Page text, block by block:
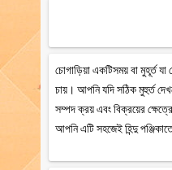
চোগাড়িয়া একটিসময় বা মুহূর্ত
চায়। আপনি যদি সঠিক মুহুর্ত
সম্পদ ক্রয় এবং বিক্রয়ের
আপনি এটি সহজেই হিন্দু